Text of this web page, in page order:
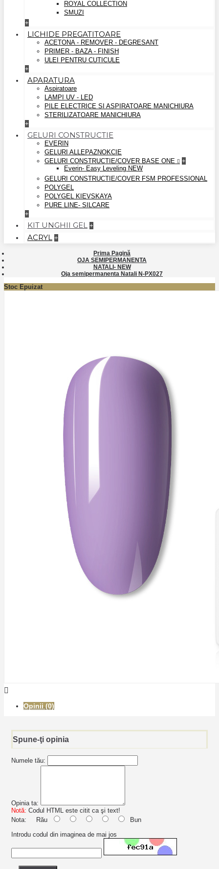
ROYAL COLLECTION
SMUZI
+
LICHIDE PREGATITOARE
ACETONA - REMOVER - DEGRESANT
PRIMER - BAZA - FINISH
ULEI PENTRU CUTICULE
+
APARATURA
Aspiratoare
LAMPI UV - LED
PILE ELECTRICE SI ASPIRATOARE MANICHIURA
STERILIZATOARE MANICHIURA
+
GELURI CONSTRUCTIE
EVERIN
GELURI ALLEPAZNOKCIE
GELURI CONSTRUCTIE/COVER BASE ONE
+
Everin- Easy Leveling NEW
GELURI CONSTRUCTIE/COVER FSM PROFESSIONAL
POLYGEL
POLYGEL KIEVSKAYA
PURE LINE- SILCARE
+
KIT UNGHII GEL +
ACRYL +
Prima Pagină
OJA SEMIPERMANENTA
NATALI- NEW
Oja semipermanenta Natali N-PX027
Stoc Epuizat
Opinii (0)
Spune-ţi opinia
Numele tău:
Opinia ta:
Notă: Codul HTML este citit ca şi text!
Nota: Rău
Bun
Introdu codul din imaginea de mai jos